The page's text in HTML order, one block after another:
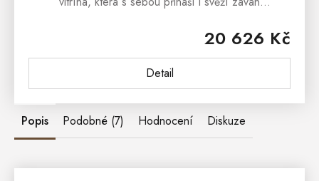
20 626 Kč
Detail
je vyrobena z masivního bukového...
Popis Podobné (7) Hodnocení Diskuze